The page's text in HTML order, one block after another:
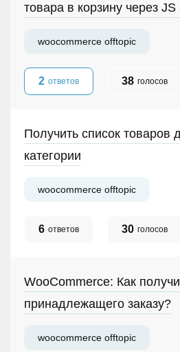
товара в корзину через
woocommerce offtopic
2 ответов 38 голосов
Получить список товаров
категории
woocommerce offtopic
6 ответов 30 голосов
WooCommerce: Как
принадлежащего заказу?
woocommerce offtopic